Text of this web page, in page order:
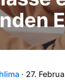
· 27.